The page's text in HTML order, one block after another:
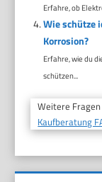
Erfahre, ob
Wie schütze
Korrosion?
Erfahre, wie du
schützen...
Weitere
Kaufberatung